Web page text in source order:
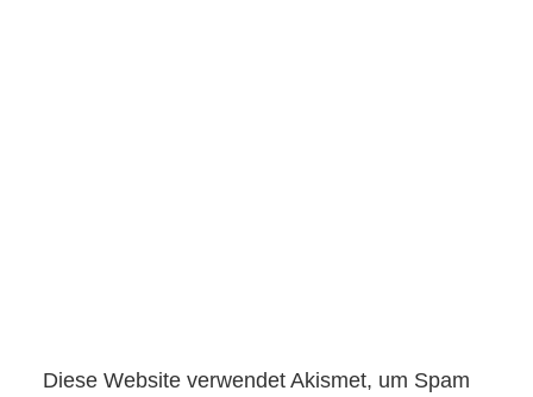
Diese Website verwendet Akismet, um Spam